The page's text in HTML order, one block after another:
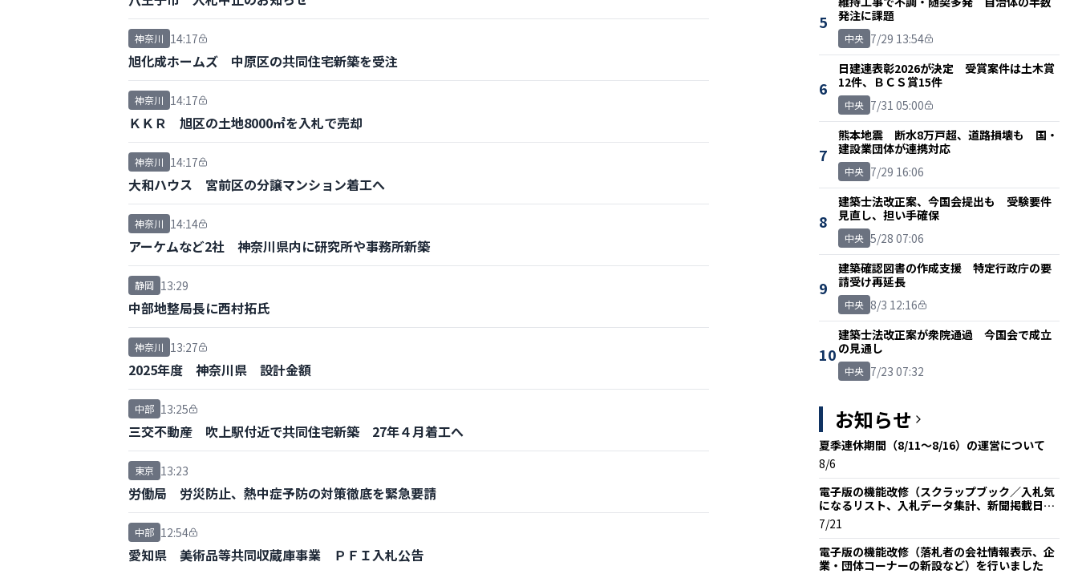
神奈川 14:17
旭化成ホームズ 中原区の共同住宅新築を受注
神奈川 14:17
ＫＫＲ 旭区の土地8000㎡を入札で売却
神奈川 14:17
大和ハウス 宮前区の分譲マンション着工へ
神奈川 14:14
アーケムなど2社 神奈川県内に研究所や事務所新築
静岡 13:29
中部地整局長に西村拓氏
神奈川 13:27
2025年度 神奈川県 設計金額
中部 13:25
三交不動産 吹上駅付近で共同住宅新築 27年４月着工へ
東京 13:23
労働局 労災防止、熱中症予防の対策徹底を緊急要請
中部 12:54
愛知県 美術品等共同収蔵庫事業 ＰＦＩ入札公告
5
発注に課題
中央 7/29 13:54
6
日建連表彰2026が決定 受賞案件は土木賞
12件、ＢＣＳ賞15件
中央 7/31 05:00
7
熊本地震 断水8万戸超、道路損壊も 国・
建設業団体が連携対応
中央 7/29 16:06
8
建築士法改正案、今国会提出も 受験要件
見直し、担い手確保
中央 5/28 07:06
9
建築確認図書の作成支援 特定行政庁の要
請受け再延長
中央 8/3 12:16
10
建築士法改正案が衆院通過 今国会で成立
の見通し
中央 7/23 07:32
お知らせ
夏季連休期間（8/11～8/16）の運営について
8/6
電子版の機能改修（スクラップブック／入札気
になるリスト、入札データ集計、新聞掲載日な
ど）を行いました
7/21
電子版の機能改修（落札者の会社情報表示、企
業・団体コーナーの新設など）を行いました